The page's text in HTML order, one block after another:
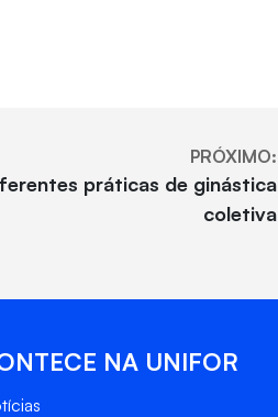
PRÓXIMO:
práticas de ginástica
coletiva
NA UNIFOR